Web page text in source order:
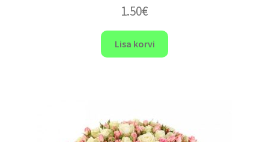
1.50€
Lisa korvi